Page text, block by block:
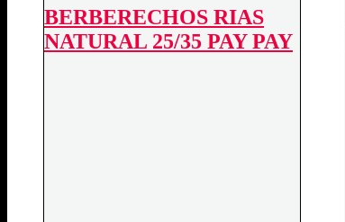
BERBERECHOS RIAS
NATURAL 25/35 PAY PAY